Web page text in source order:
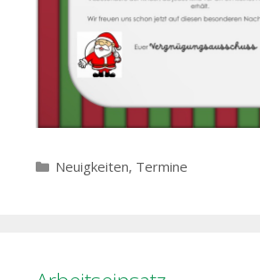
Kategorien
Neuigkeiten, Termine